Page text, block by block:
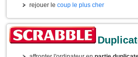
rejouer le coup le plus cher